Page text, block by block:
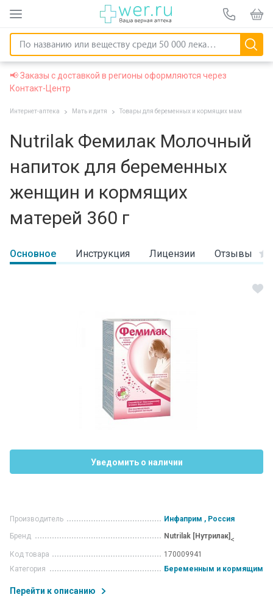
📢 Заказы с доставкой в регионы оформляются через
Контакт-Центр
Интернет-аптека Мать и дитя Товары для беременных и кормящих мам
Nutrilak Фемилак Молочный
напиток для беременных
женщин и кормящих
матерей 360 г
Основное Инструкция Лицензии Отзывы
Уведомить о наличии
Производитель
Инфаприм , Россия
Бренд
Nutrilak [Нутрилак] <
Код товара
170009941
Категория
Беременным и кормящим
Перейти к описанию